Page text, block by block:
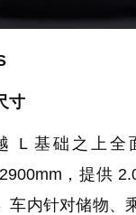
寸
L 基础之上全
，提供
车内针对储物、